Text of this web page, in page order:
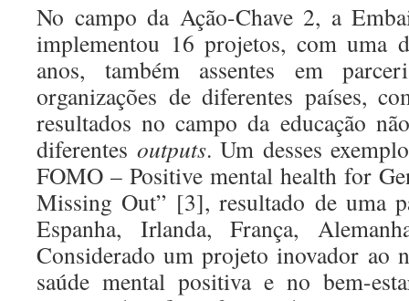
No campo da Ação-Chave 2, a
implementou 16 projetos, com uma
anos, também assentes em
organizações de diferentes países,
resultados no campo da educação
diferentes outputs. Um desses
FOMO – Positive mental health for
Missing Out” [3], resultado de uma
Espanha, Irlanda, França,
Considerado um projeto inovador ao
saúde mental positiva e no bem-